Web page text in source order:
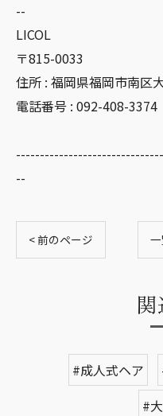
--
LICOL
〒815-0033
住所 : 福岡県福岡市南区
電話番号 : 092-408-3374
--
< 前のページ
#成人式ヘア
#